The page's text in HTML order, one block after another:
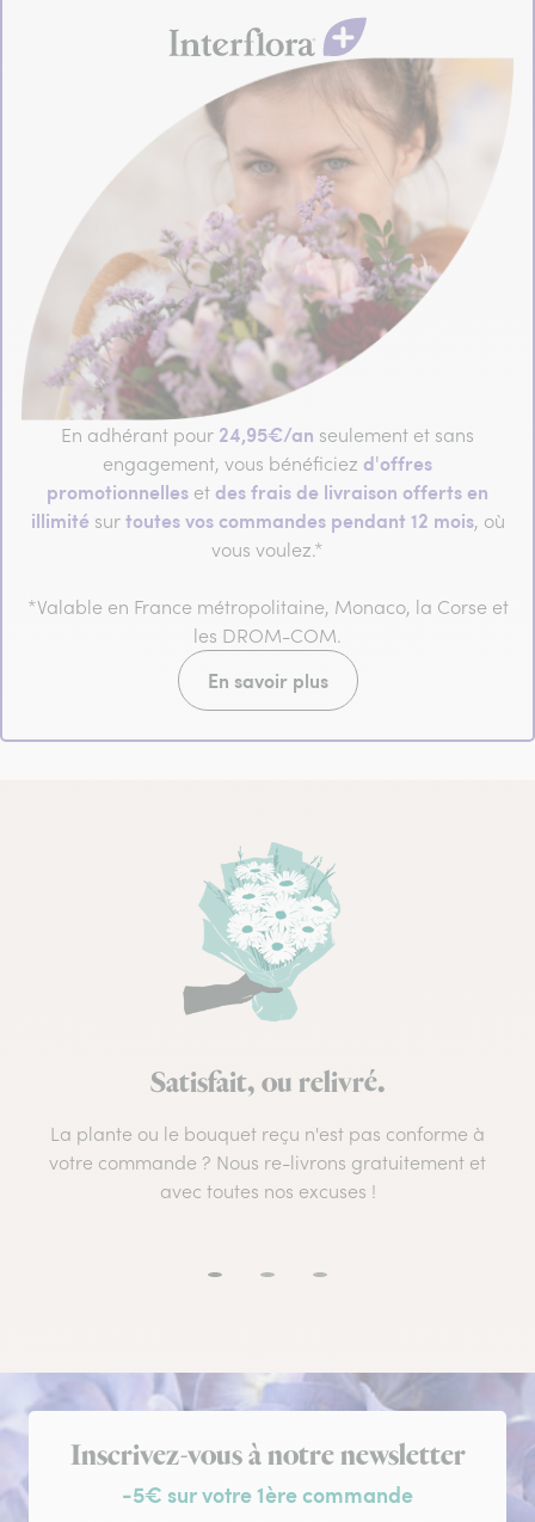
En adhérant pour 24,95€/an seulement et sans
engagement, vous bénéficiez d'offres
promotionnelles et des frais de livraison offerts en
illimité surtoutes vos commandes pendant 12 mois, où
vous voulez.*
*Valable en France métropolitaine, Monaco, la Corse et
les DROM-COM.
En savoir plus
Satisfait, ou relivré.
La plante ou le bouquet reçu n'est pas conforme à
votre commande ? Nous re-livrons gratuitement et
avec toutes nos excuses !
Inscription à la newsletter
Inscrivez-vous à notre newsletter
-5€ sur votre 1ère commande